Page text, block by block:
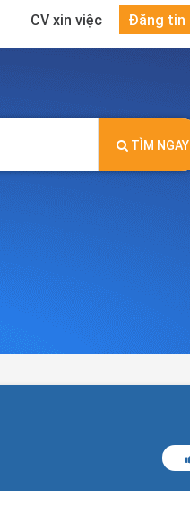
CV xin việc Đăng tin
TÌM NGAY